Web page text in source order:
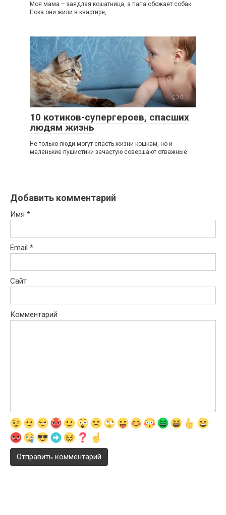
Моя мама – заядлая кошатница, а папа обожает собак.
Пока они жили в квартире,
0
10 котиков-супергероев, спасших
людям жизнь
Не только люди могут спасть жизни кошкам, но и
маленькие пушистики зачастую совершают отважные
Добавить комментарий
Имя *
Email *
Сайт
Комментарий